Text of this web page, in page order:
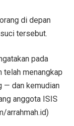
di depan
tersebut.
pada
telah menangkap
— dan kemudian
anggota ISIS
arrahmah.id)